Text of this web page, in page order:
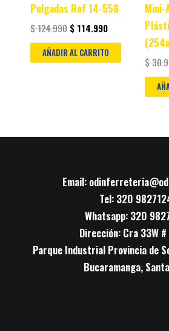
Pulgadas Ref 14-558
$124.990 $ 114.990
AÑADIR AL CARRITO
Mini-
$
Email:
Tel: 320
Whatsapp: 320
Dirección: Cra 33W
Parque Industrial Provincia de
Bucaramanga,